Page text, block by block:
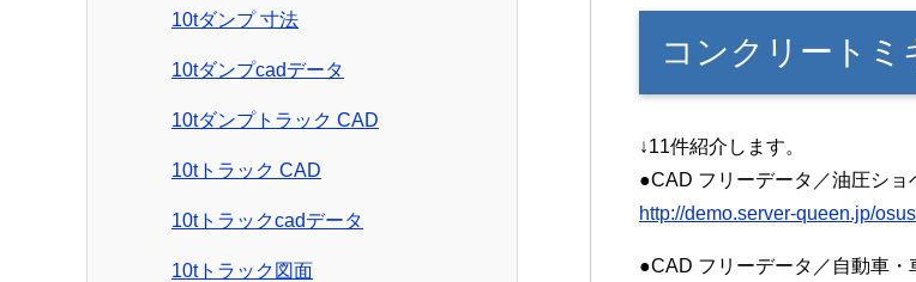
コンクリートミ
↓11件紹介します。
●CAD フリーデータ／油圧シ
http://demo.server-queen.jp/
●CAD フリーデータ／自動車
10tダンプ 寸法
10tダンプcadデータ
10tダンプトラック CAD
10tトラック CAD
10tトラックcadデータ
10tトラック図面